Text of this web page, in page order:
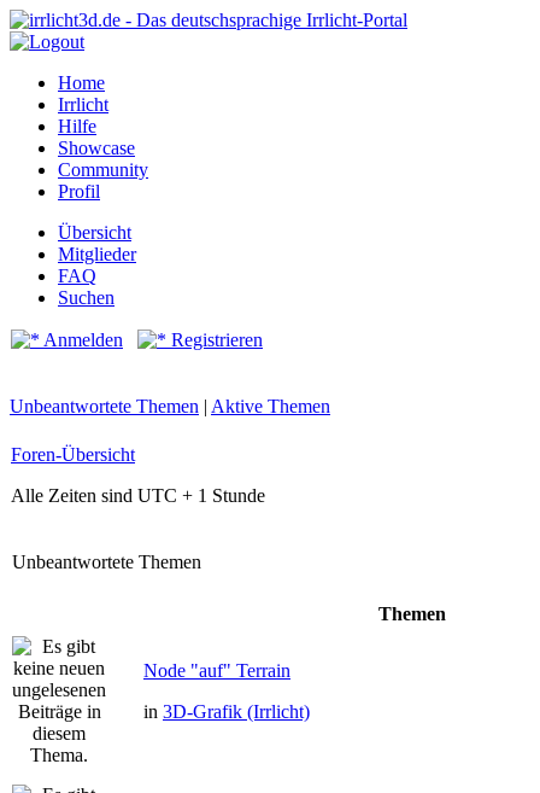
Home
Irrlicht
Hilfe
Showcase
Community
Profil
Übersicht
Mitglieder
FAQ
Suchen
Anmelden Registrieren
Unbeantwortete Themen | Aktive Themen
Foren-Übersicht
Alle Zeiten sind UTC + 1 Stunde
Unbeantwortete Themen
Themen
Node "auf" Terrain
in 3D-Grafik (Irrlicht)